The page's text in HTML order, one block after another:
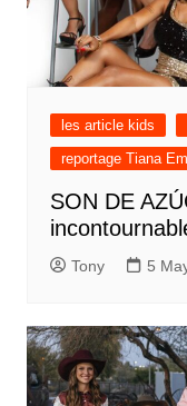
les article kids
reportage Tiana
SON DE
Tony 5